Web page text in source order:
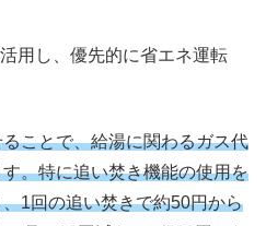
用し、優先的に省エネ運転
ことで、給湯に関わるガス代
。特に追い焚き機能の使用を
1回の追い焚きで約50円から